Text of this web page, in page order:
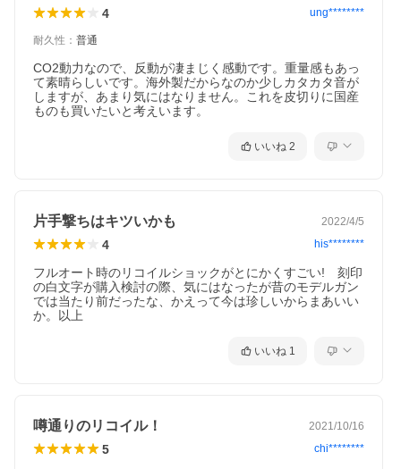
4 ung********
耐久性 ： 普通
CO2動力なので、反動が凄まじく感動です。重量感もあっ
て素晴らしいです。海外製だからなのか少しカタカタ音が
しますが、あまり気にはなりません。これを皮切りに国産
ものも買いたいと考えいます。
いいね 2
片手撃ちはキツいかも 2022/4/5
4 his********
フルオート時のリコイルショックがとにかくすごい!　刻印
の白文字が購入検討の際、気にはなったが昔のモデルガン
では当たり前だったな、かえって今は珍しいからまあいい
か。以上
いいね 1
噂通りのリコイル！ 2021/10/16
5 chi********